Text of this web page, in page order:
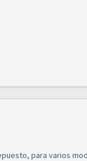
para varios